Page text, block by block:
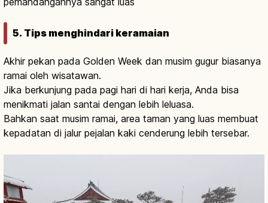
5. Tips menghindari keramaian
Akhir pekan pada Golden Week dan musim gugur biasanya
ramai oleh wisatawan.
Jika berkunjung pada pagi hari di hari kerja, Anda bisa
menikmati jalan santai dengan lebih leluasa.
Bahkan saat musim ramai, area taman yang luas membuat
kepadatan di jalur pejalan kaki cenderung lebih tersebar.